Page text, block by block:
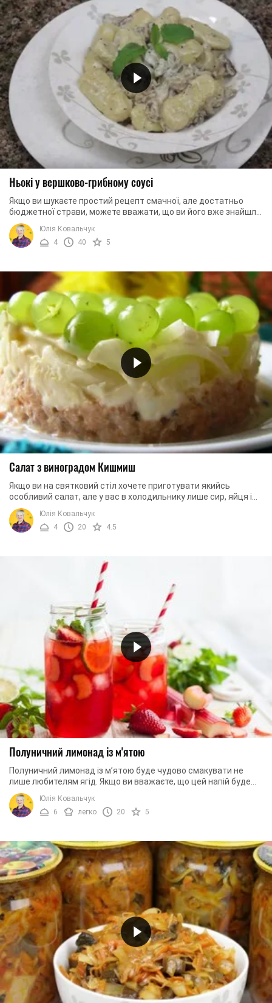
Ньокі у вершково-грибному соусі
Якщо ви шукаєте простий рецепт смачної, але достатньо
бюджетної страви, можете вважати, що ви його вже знайшли.
Ньокі, які ми пропонуємо вам ...
Юлія Ковальчук
4
40 5
Салат з виноградом Кишмиш
Якщо ви на святковий стіл хочете приготувати якийсь
особливий салат, але у вас в холодильнику лише сир, яйця і
шматочок копченого курячого м’яса, ...
Юлія Ковальчук
4
20 4.5
Полуничний лимонад із м'ятою
Полуничний лимонад із м’ятою буде чудово смакувати не
лише любителям ягід. Якщо ви вважаєте, що цей напій буде
солодким і зовсім не стане доречним в ...
Юлія Ковальчук
6
легко 20 5